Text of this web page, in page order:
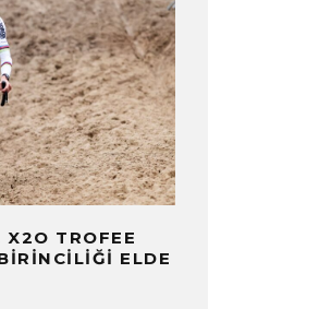
X2O TROFEE
ELDE